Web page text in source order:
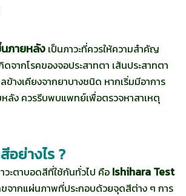
ภายหลัง เป็นภาวะที่ควรให้ความสำคัญ
ดจากโรคของจอประสาทตา เส้นประสาทตา
ข้างเคียงจากยาบางชนิด หากเริ่มมีอาการ
ลัง ควรรีบพบแพทย์เพื่อตรวจหาสาเหตุ
ย่างไร ?
วะตาบอดสีที่ใช้กันทั่วไป คือ Ishihara Test
ขจากแผ่นภาพที่ประกอบด้วยจุดสีต่าง ๆ การ